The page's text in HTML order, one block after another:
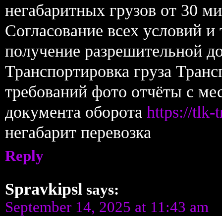
негабаритных грузов от 30
Согласование всех условий
получение разрешительной
Транспортировка груза
требований фото отчёты с
документа оборота https://tlk-
негабарит перевозка
Reply
Spravkipsl says:
September 14, 2025 at 11:43 am